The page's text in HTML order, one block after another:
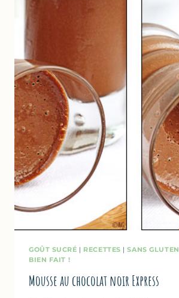
GOÛT SUCRÉ | RECETTES |SANS GLUTEN
BIEN FAIT !
Mousse au chocolat noir Express